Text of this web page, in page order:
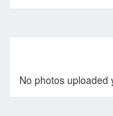
No photos uploaded